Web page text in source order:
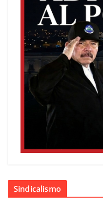
Sindicalismo